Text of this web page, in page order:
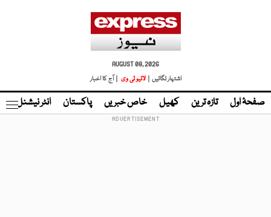
AUGUST 08, 2026
اشتہار لگائیں |
لائیو ٹی وی | آج کا اخبار
صفحۂ اول تازہ ترین کھیل خاص خبریں پاکستان انٹر نیشنل